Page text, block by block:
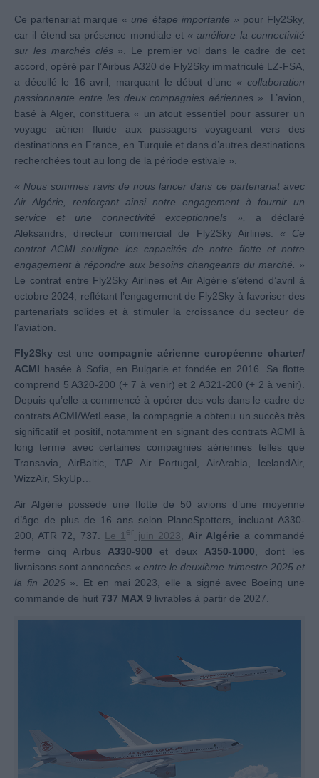
Ce partenariat marque « une étape importante » pour Fly2Sky,
car il étend sa présence mondiale et « améliore la connectivité
sur les marchés clés » . Le premier vol dans le cadre de cet
accord, opéré par l’Airbus A320 de Fly2Sky immatriculé LZ-FSA,
a décollé le 16 avril, marquant le début d’une « collaboration
passionnante entre les deux compagnies aériennes ». L’avion,
basé à Alger, constituera « un atout essentiel pour assurer un
voyage aérien fluide aux passagers voyageant vers des
destinations en France, en Turquie et dans d’autres destinations
recherchées tout au long de la période estivale ».
« Nous sommes ravis de nous lancer dans ce partenariat avec
Air Algérie, renforçant ainsi notre engagement à fournir un
service et une connectivité exceptionnels »,
a déclaré
Aleksandrs, directeur commercial de Fly2Sky Airlines. « Ce
contrat ACMI souligne les capacités de notre flotte et notre
engagement à répondre aux besoins changeants du marché. »
Le contrat entre Fly2Sky Airlines et Air Algérie s’étend d’avril à
octobre 2024, reflétant l’engagement de Fly2Sky à favoriser des
partenariats solides et à stimuler la croissance du secteur de
l’aviation.
Fly2Sky est une compagnie aérienne européenne charter/
ACMI basée à Sofia, en Bulgarie et fondée en 2016. Sa flotte
comprend 5 A320-200 (+ 7 à venir) et 2 A321-200 (+ 2 à venir).
Depuis qu’elle a commencé à opérer des vols dans le cadre de
contrats ACMI/WetLease, la compagnie a obtenu un succès très
significatif et positif, notamment en signant des contrats ACMI à
long terme avec certaines compagnies aériennes telles que
Transavia, AirBaltic, TAP Air Portugal, AirArabia, IcelandAir,
WizzAir, SkyUp…
Air Algérie possède une flotte de 50 avions d’une moyenne
d’âge de plus de 16 ans selon PlaneSpotters, incluant A330-
200, ATR 72, 737. Le 1 erjuin 2023, Air Algérie a commandé
ferme cinq Airbus A330-900 et deux A350-1000 , dont les
livraisons sont annoncées « entre le deuxième trimestre 2025 et
la fin 2026 » . Et en mai 2023, elle a signé avec Boeing une
commande de huit 737 MAX 9 livrables à partir de 2027.